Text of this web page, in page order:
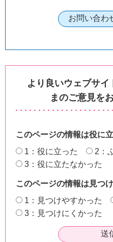
より良いウェブサイ
まのご意見を
このページの情報は役に
1：役に立った
2：
3：役に立たなかった
このページの情報は見つ
1：見つけやすかった
3：見つけにくかった